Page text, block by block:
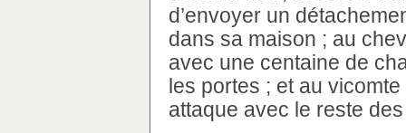
d’envoyer un
dans sa maison ; au
avec une centaine de
les portes ; et au
attaque avec le reste